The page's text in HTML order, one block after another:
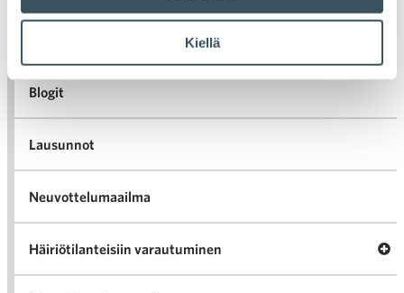
Kiellä
Blogit
Lausunnot
Neuvottelumaailma
Häiriötilanteisiin varautuminen